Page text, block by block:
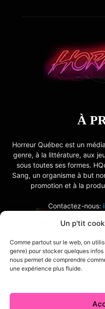
Un p'tit
Comme partout sur le web, on
genre) pour stocker quelques
nous permet de comprendre
une expérience plus fluide.
À
Horreur Québec est un
genre, à la littérature, aux
sous toutes ses formes.
Sang, un organisme à but
promotion et à la
Contactez-nous: